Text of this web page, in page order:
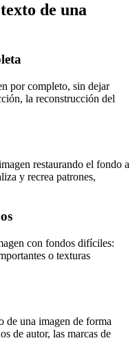
de una
por completo, sin dejar
la reconstrucción del
restaurando el fondo a
y recrea patrones,
con fondos difíciles:
o texturas
de una imagen de forma
de autor, las marcas de